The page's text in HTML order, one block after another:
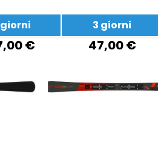
3 giorni
€ 47,00 €